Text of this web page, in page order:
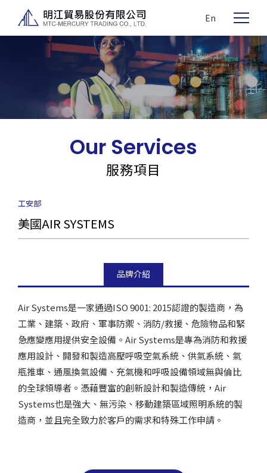
En
Our Services
服務項目
工安部
美國AIR SYSTEMS
品牌介紹
Air Systems是一家通過ISO 9001: 2015認證的製造商，為
工業、建築、政府、軍事防禦、消防/救援、危險物品和緊
急應變應用提供安全設備。Air Systems是專為消防和救援
應用設計、開發和製造高壓呼吸空氣系統、供氣系統、氣
瓶推車、通風換氣設備、充氣機和呼吸設備領域無與倫比
的全球領導者。憑藉豐富的創新設計和製造傳統，Air
Systems也是強大、無污染、移動建築區域照明系統的製
造商，並且完全致力於客戶的需求和特殊工作申請。